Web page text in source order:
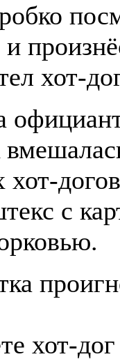
хот-
хот-
с
хот-